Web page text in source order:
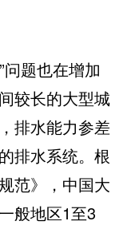
题也在增加
较长的大型城
排水能力参差
排水系统。根
范》，中国大
般地区1至3